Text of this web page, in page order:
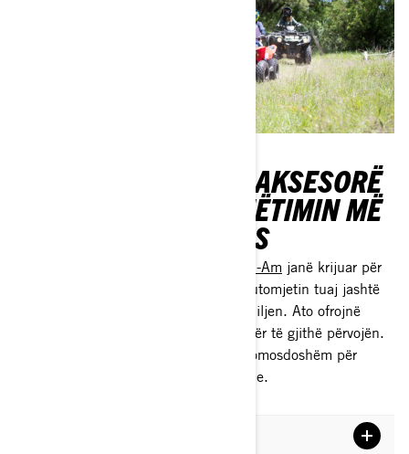
AKSESORË ATV DHE AKSESORË
PËR MJETET PËR SHËTIMIN MË
TË MIRË TË FAMILJES
ata nga Can-Am janë krijuar për
ta bërë më të mirë çdo udhëtim me automjetin tuaj jashtë
rrugës, madje edhe udhëtimet me familjen. Ato ofrojnë
siguri, rehati dhe kënaqësi të shtuar për të gjithë përvojën.
Këtu është një listë e aksesorëve të domosdoshëm për
përvojën më të mirë familjare në shtigje.